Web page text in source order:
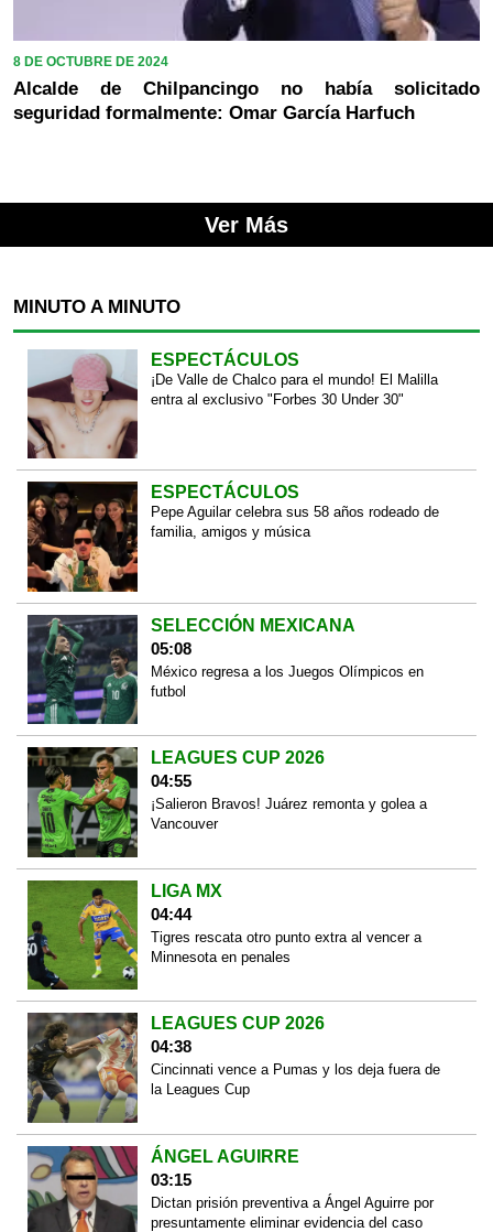
8 DE OCTUBRE DE 2024
Alcalde de Chilpancingo no había solicitado
seguridad formalmente: Omar García Harfuch
Ver Más
MINUTO A MINUTO
ESPECTÁCULOS
¡De Valle de Chalco para el mundo! El Malilla
entra al exclusivo "Forbes 30 Under 30"
ESPECTÁCULOS
Pepe Aguilar celebra sus 58 años rodeado de
familia, amigos y música
SELECCIÓN MEXICANA
05:08
México regresa a los Juegos Olímpicos en
futbol
LEAGUES CUP 2026
04:55
¡Salieron Bravos! Juárez remonta y golea a
Vancouver
LIGA MX
04:44
Tigres rescata otro punto extra al vencer a
Minnesota en penales
LEAGUES CUP 2026
04:38
Cincinnati vence a Pumas y los deja fuera de
la Leagues Cup
ÁNGEL AGUIRRE
03:15
Dictan prisión preventiva a Ángel Aguirre por
presuntamente eliminar evidencia del caso